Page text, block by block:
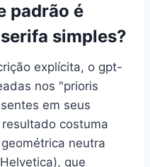
padrão é
simples?
explícita, o gpt-
nos "prioris
em seus
costuma
neutra
que